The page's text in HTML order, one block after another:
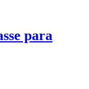
para